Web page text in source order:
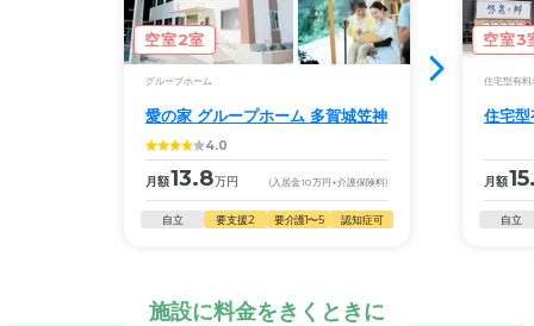
空室2室
グループホーム
愛の家 グループホーム 多賀城笠神
4.0
月額13.8万円 (入居金10万円 +介護保険料)
自立 要支援2 要介護1〜5 認知症可
空室3
住宅型有料
住宅
月額
自立
施設に料金をきくときに